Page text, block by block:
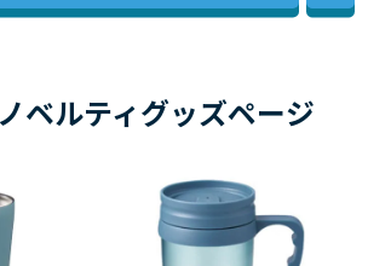
ベルティグッズページ